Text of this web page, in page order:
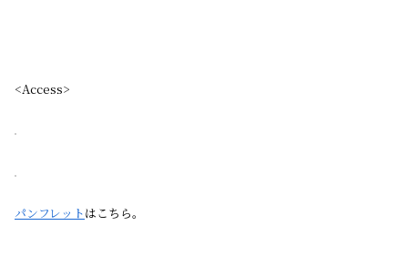
<Access>
パンフレットはこちら。